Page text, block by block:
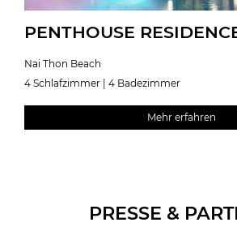
PENTHOUSE
Nai Thon Beach
4 Schlafzimmer | 4 Badezimmer
Mehr erfahren
PRESSE &